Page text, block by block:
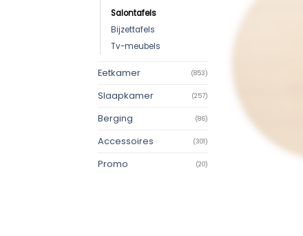
Salontafels
Bijzettafels
Tv-meubels
Eetkamer (853)
Slaapkamer (257)
Berging (86)
Accessoires (301)
Promo (20)